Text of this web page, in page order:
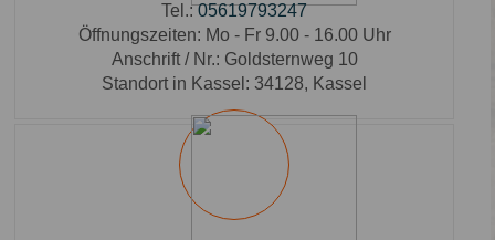
Tel.:05619793247
Öffnungszeiten: Mo - Fr 9.00 - 16.00 Uhr
Anschrift / Nr.: Goldsternweg 10
Standort in Kassel:34128, Kassel